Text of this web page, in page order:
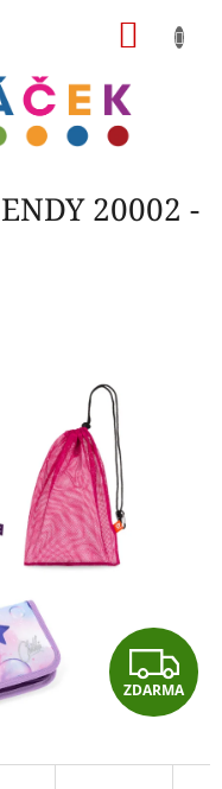
20002 -
Z
D
A
ZDARMA